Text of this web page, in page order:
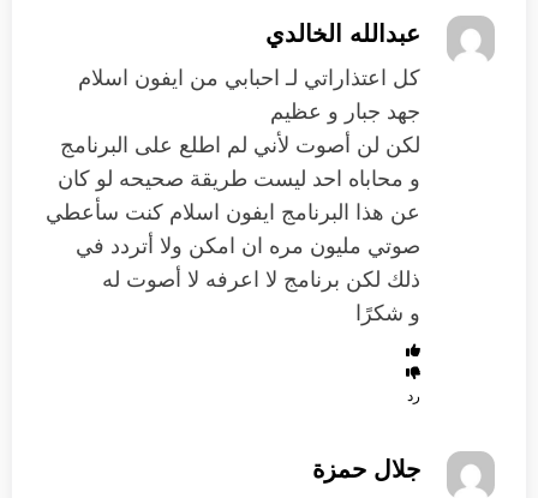
عبدالله الخالدي
كل اعتذاراتي لـ احبابي من ايفون اسلام
جهد جبار و عظيم
لكن لن أصوت لأني لم اطلع على البرنامج
و محاباه احد ليست طريقة صحيحه لو كان
عن هذا البرنامج ايفون اسلام كنت سأعطي
صوتي مليون مره ان امكن ولا أتردد في
ذلك لكن برنامج لا اعرفه لا أصوت له
و شكرًا
رد
جلال حمزة